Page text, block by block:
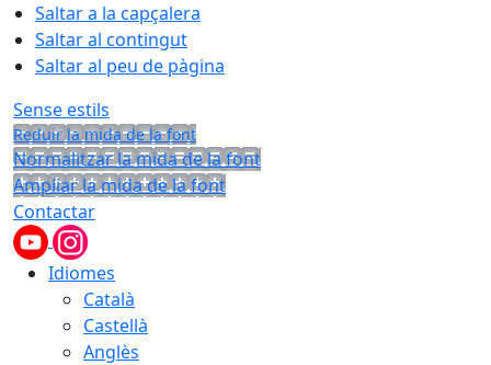
Saltar a la capçalera
Saltar al contingut
Saltar al peu de pàgina
Sense estils
Reduir la mida de la font
Normalitzar la mida de la font
Ampliar la mida de la font
Contactar
Idiomes
Català
Castellà
Anglès